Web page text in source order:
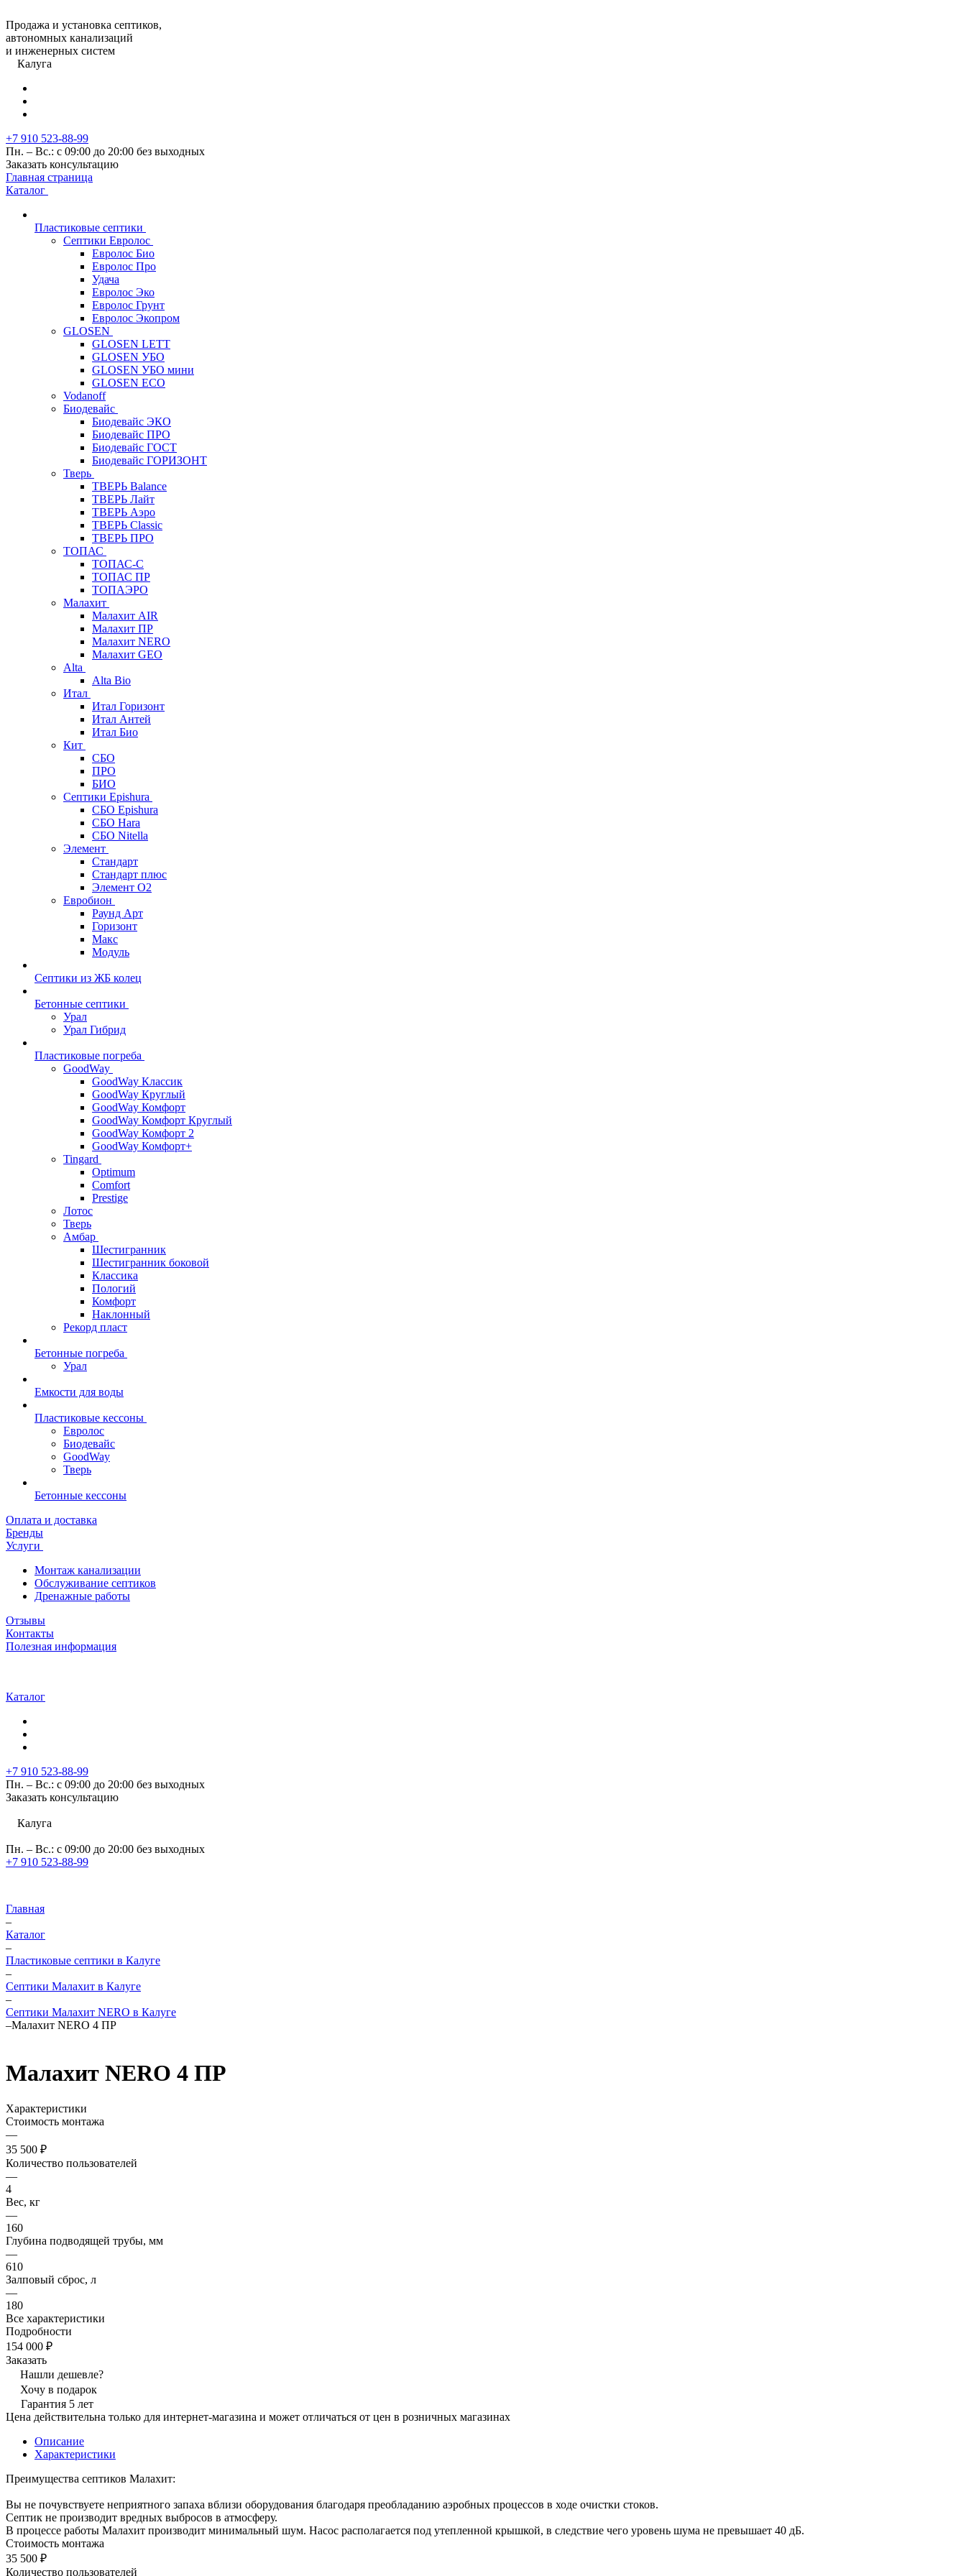
Продажа и установка септиков,
автономных канализаций
и инженерных систем
Калуга
+7 910 523-88-99
Пн. – Вс.: с 09:00 до 20:00 без выходных
Заказать консультацию
Главная страница
Каталог
Пластиковые септики
Септики Евролос
Евролос Био
Евролос Про
Удача
Евролос Эко
Евролос Грунт
Евролос Экопром
GLOSEN
GLOSEN LETT
GLOSEN УБО
GLOSEN УБО мини
GLOSEN ECO
Vodanoff
Биодевайс
Биодевайс ЭКО
Биодевайс ПРО
Биодевайс ГОСТ
Биодевайс ГОРИЗОНТ
Тверь
ТВЕРЬ Balance
ТВЕРЬ Лайт
ТВЕРЬ Аэро
ТВЕРЬ Classic
ТВЕРЬ ПРО
ТОПАС
ТОПАС-С
ТОПАС ПР
ТОПАЭРО
Малахит
Малахит AIR
Малахит ПР
Малахит NERO
Малахит GEO
Alta
Alta Bio
Итал
Итал Горизонт
Итал Антей
Итал Био
Кит
СБО
ПРО
БИО
Септики Epishura
СБО Epishura
СБО Hara
СБО Nitella
Элемент
Стандарт
Стандарт плюс
Элемент О2
Евробион
Раунд Арт
Горизонт
Макс
Модуль
Септики из ЖБ колец
Бетонные септики
Урал
Урал Гибрид
Пластиковые погреба
GoodWay
GoodWay Классик
GoodWay Круглый
GoodWay Комфорт
GoodWay Комфорт Круглый
GoodWay Комфорт 2
GoodWay Комфорт+
Tingard
Optimum
Comfort
Prestige
Лотос
Тверь
Амбар
Шестигранник
Шестигранник боковой
Классика
Пологий
Комфорт
Наклонный
Рекорд пласт
Бетонные погреба
Урал
Емкости для воды
Пластиковые кессоны
Евролос
Биодевайс
GoodWay
Тверь
Бетонные кессоны
Оплата и доставка
Бренды
Услуги
Монтаж канализации
Обслуживание септиков
Дренажные работы
Отзывы
Контакты
Полезная информация
Каталог
+7 910 523-88-99
Пн. – Вс.: с 09:00 до 20:00 без выходных
Заказать консультацию
Калуга
Пн. – Вс.: с 09:00 до 20:00 без выходных
+7 910 523-88-99
Главная
–
Каталог
–
Пластиковые септики в Калуге
–
Септики Малахит в Калуге
–
Септики Малахит NERO в Калуге
–Малахит NERO 4 ПР
Малахит NERO 4 ПР
Характеристики
Стоимость монтажа
—
35 500 ₽
Количество пользователей
—
4
Вес, кг
—
160
Глубина подводящей трубы, мм
—
610
Залповый сброс, л
—
180
Все характеристики
Подробности
154 000 ₽
Заказать
Нашли дешевле?
Хочу в подарок
Гарантия 5 лет
Цена действительна только для интернет-магазина и может отличаться от цен в розничных магазинах
Описание
Характеристики
Преимущества септиков Малахит:
Вы не почувствуете неприятного запаха вблизи оборудования благодаря преобладанию аэробных процессов в ходе очистки стоков.
Септик не производит вредных выбросов в атмосферу.
В процессе работы Малахит производит минимальный шум. Насос располагается под утепленной крышкой, в следствие чего уровень шума не превышает 40 дБ.
Стоимость монтажа
35 500 ₽
Количество пользователей